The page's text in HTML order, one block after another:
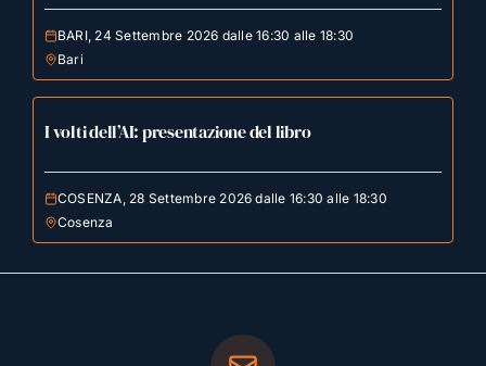
BARI, 24 Settembre 2026 dalle 16:30 alle 18:30
Bari
I volti dell’AI: presentazione del libro
COSENZA, 28 Settembre 2026 dalle 16:30 alle 18:30
Cosenza